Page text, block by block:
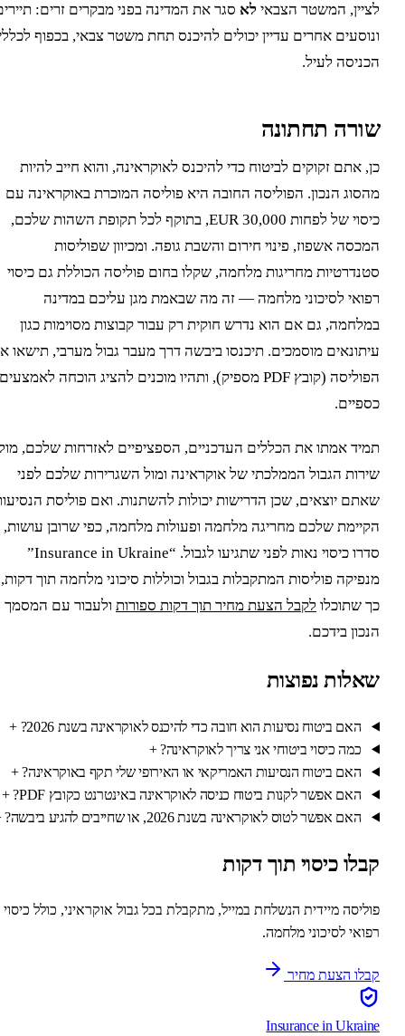
המשטר הצבאילאסגר את המדינה בפני מבקרים זרים: תיירים
אחרים עדיין יכולים להיכנס תחת משטר צבאי, בכפוף לכללי
לעיל.
תחתונה
אתם זקוקים לביטוח כדי להיכנס לאוקראינה, והוא חייב להיות
הנכון. הפוליסה החובה היא פוליסה המוכרת באוקראינה עם
כיסוי של לפחות 30,000 EUR, בתוקף לכל תקופת השהות שלכם,
אשפוז, פינוי חירום והשבת גופה. ומכיוון שפוליסות
מחריגות מלחמה, שקלו בחום פוליסה הכוללת גם כיסוי
לסיכוני מלחמה — זה מה שבאמת מגן עליכם במדינה
גם אם הוא נדרש חוקית רק עבור קבוצות מסוימות כגון
מוסמכים. תיכנסו ביבשה דרך מעבר גבול מערבי, תישאו את
הפוליסה (קובץ PDF מספיק), ותהיו מוכנים להציג הוכחה לאמצעים
אמתו את הכללים העדכניים, הספציפיים לאזרחות שלכם, מול
הגבול הממלכתי של אוקראינה ומול השגרירות שלכם לפני
יוצאים, שכן הדרישות יכולות להשתנות. ואם פוליסת הנסיעות
שלכם מחריגה מלחמה ופעולות מלחמה, כפי שרובן עושות,
סדרו כיסוי נאות לפני שתגיעו לגבול. “Insurance in Ukraine”
פוליסות המתקבלות בגבול וכוללות סיכוני מלחמה תוך דקות,
שתוכלולקבל הצעת מחיר תוך דקות ספורותולעבור עם המסמך
בידכם.
נפוצות
האם ביטוח נסיעות הוא חובה כדי להיכנס לאוקראינה בשנת 2026?
+
כמה כיסוי ביטוחי אני צריך לאוקראינה? +
האם ביטוח הנסיעות האמריקאי או האירופי שלי תקף באוקראינה? +
האם אפשר לקנות ביטוח כניסה לאוקראינה באינטרנט כקובץ PDF?
+
האם אפשר לטוס לאוקראינה בשנת 2026, או שחייבים להגיע ביבשה?
+
כיסוי תוך דקות
מיידית הנשלחת במייל, מתקבלת בכל גבול אוקראיני, כולל כיסוי
לסיכוני מלחמה.
הצעת מחיר
Insurancein